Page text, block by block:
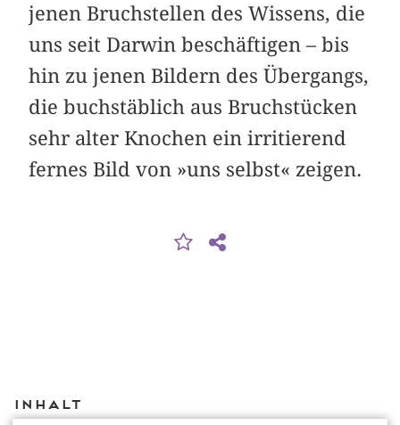
jenen Bruchstellen des Wissens, die
uns seit Darwin beschäftigen – bis
hin zu jenen Bildern des Übergangs,
die buchstäblich aus Bruchstücken
sehr alter Knochen ein irritierend
fernes Bild von »uns selbst« zeigen.
Inhalt